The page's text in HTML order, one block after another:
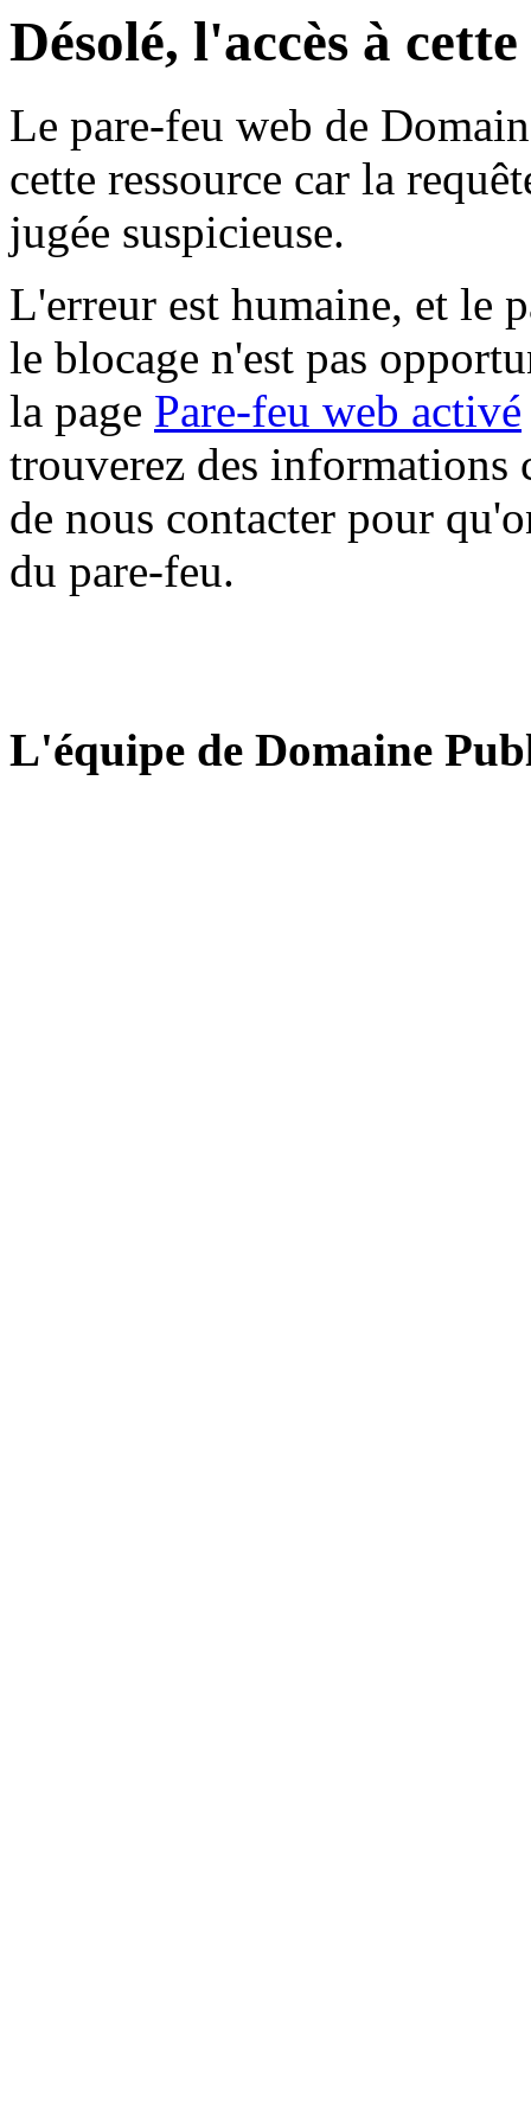
Désolé, l'accès à
Le pare-feu web de
cette ressource car la
jugée suspicieuse.
L'erreur est humaine, et le
le blocage n'est pas
la page Pare-feu web activé
trouverez des informations
de nous contacter pour
du pare-feu.
L'équipe de Domaine